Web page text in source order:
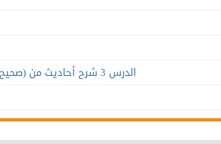
الدرس 3 شرح أحاديث من (صحيح مسلم): كتاب الإيمان 1